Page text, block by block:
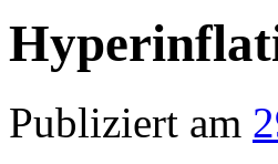
Publiziert am